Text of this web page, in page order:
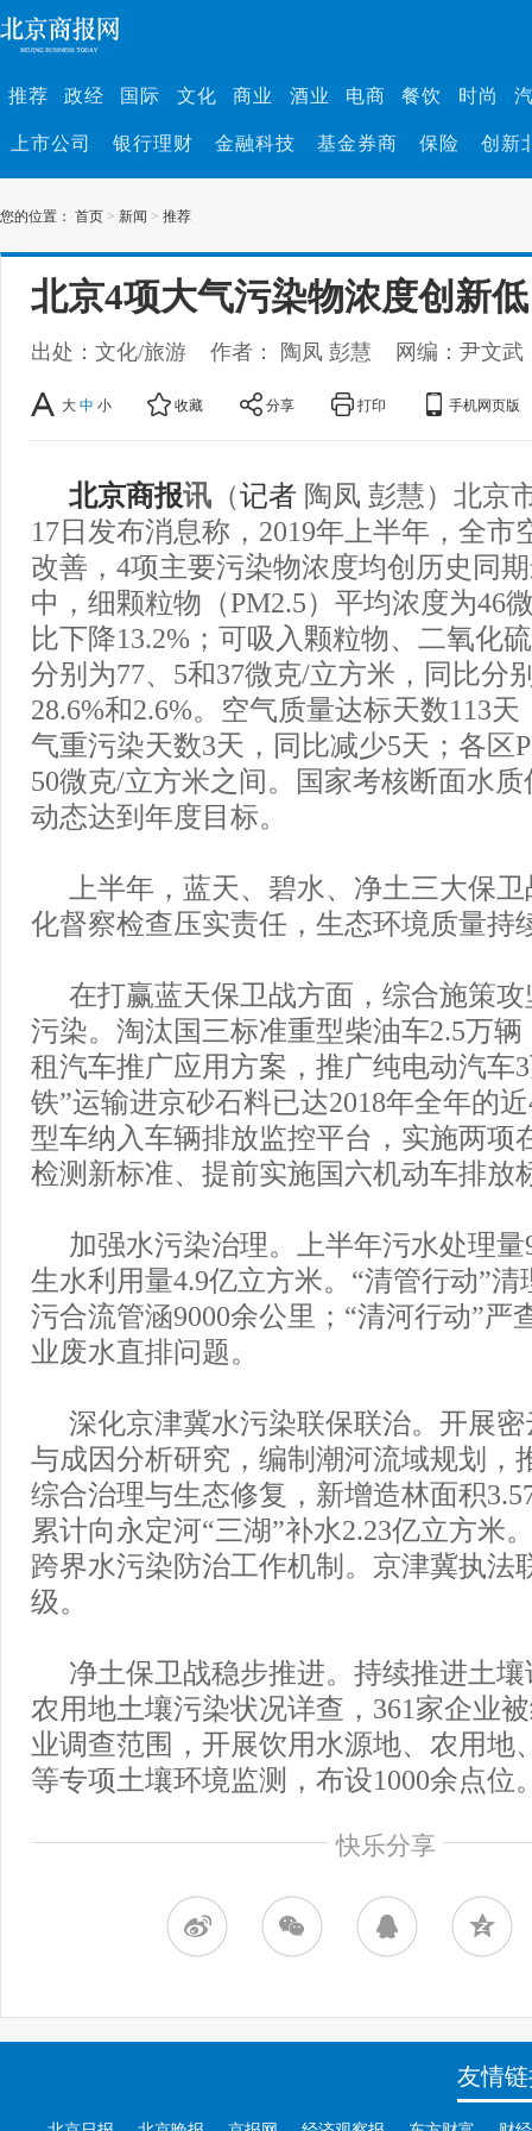
推荐 政经 国际 文化 商业 酒业 电商 餐饮 时尚
上市公司 银行理财 金融科技 基金券商 保险 创新
您的位置： 首页 > 新闻 > 推荐
北京4项大气污染物浓度创新低
出处：文化/旅游 作者： 陶凤 彭慧 网编：尹文武
大 中 小 收藏 分享 打印 手机网页版
北京商报讯 （记者 陶凤 彭慧）北京
17日发布消息称，2019年上半年，全市
改善，4项主要污染物浓度均创历史同
中，细颗粒物（PM2.5）平均浓度为46
比下降13.2%；可吸入颗粒物、二氧化
分别为77、5和37微克/立方米，同比分
28.6%和2.6%。空气质量达标天数113天
气重污染天数3天，同比减少5天；各区
50微克/立方米之间。国家考核断面水质
动态达到年度目标。
上半年，蓝天、碧水、净土三大保
化督察检查压实责任，生态环境质量持
在打赢蓝天保卫战方面，综合施策
污染。淘汰国三标准重型柴油车2.5万
租汽车推广应用方案，推广纯电动汽车
铁”运输进京砂石料已达2018年全年的
型车纳入车辆排放监控平台，实施两项
检测新标准、提前实施国六机动车排放
加强水污染治理。上半年污水处理
生水利用量4.9亿立方米。“清管行动”
污合流管涵9000余公里；“清河行动”严
业废水直排问题。
深化京津冀水污染联保联治。开展
与成因分析研究，编制潮河流域规划，
综合治理与生态修复，新增造林面积
累计向永定河“三湖”补水2.23亿立方米
跨界水污染防治工作机制。京津冀执法
级。
净土保卫战稳步推进。持续推进土
农用地土壤污染状况详查，361家企业
业调查范围，开展饮用水源地、农用地
等专项土壤环境监测，布设1000余点位
快乐分享
友情